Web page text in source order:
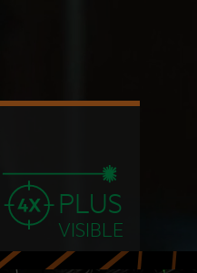
PLUS
VISIBLE